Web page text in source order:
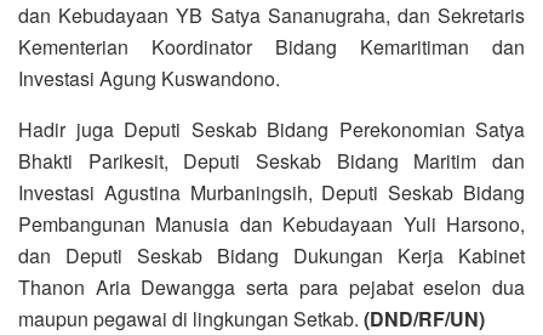
dan Kebudayaan YB Satya Sananugraha, dan Sekretaris
Kementerian Koordinator Bidang Kemaritiman dan
Investasi Agung Kuswandono.
Hadir juga Deputi Seskab Bidang Perekonomian Satya
Bhakti Parikesit, Deputi Seskab Bidang Maritim dan
Investasi Agustina Murbaningsih, Deputi Seskab Bidang
Pembangunan Manusia dan Kebudayaan Yuli Harsono,
dan Deputi Seskab Bidang Dukungan Kerja Kabinet
Thanon Aria Dewangga serta para pejabat eselon dua
maupun pegawai di lingkungan Setkab. (DND/RF/UN)